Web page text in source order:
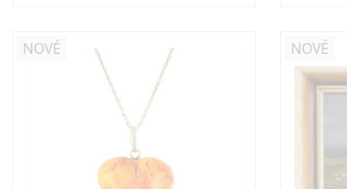
NOVÉ NOVÉ